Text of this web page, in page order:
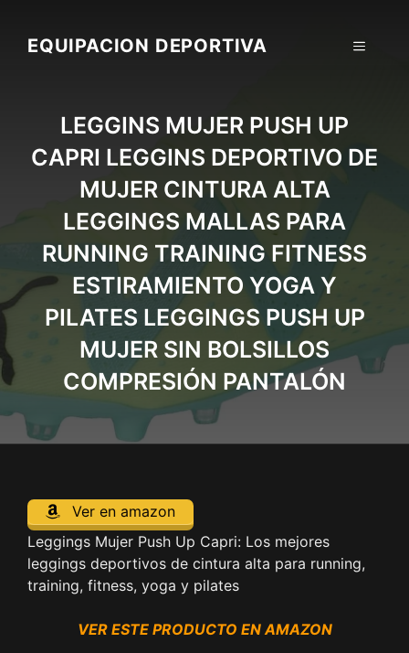
contentEQUIPACION DEPORTIVA MENU
LEGGINS MUJER PUSH UP
CAPRI LEGGINS DEPORTIVO DE
MUJER CINTURA ALTA
LEGGINGS MALLAS PARA
RUNNING TRAINING FITNESS
ESTIRAMIENTO YOGA Y
PILATES LEGGINGS PUSH UP
MUJER SIN BOLSILLOS
COMPRESIÓN PANTALÓN
Ver en amazon
Leggings Mujer Push Up Capri: Los mejores
leggings deportivos de cintura alta para running,
training, fitness, yoga y pilates
VER ESTE PRODUCTO EN AMAZON